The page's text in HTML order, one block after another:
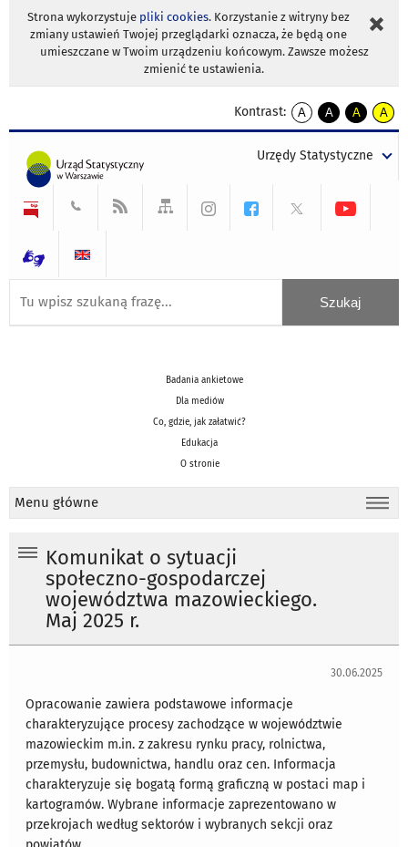
Strona wykorzystuje pliki cookies. Korzystanie z witryny bez
zmiany ustawień Twojej przeglądarki oznacza, że będą one
umieszczane w Twoim urządzeniu końcowym. Zawsze możesz
zmienić te ustawienia.
Kontrast:
A
kontrast
A
kontrast
tekst
czarnym
A
kontrast
tekst
czarnym
A
tekst
żółtym
Urzędy Statystyczne
Badania ankietowe
Dla mediów
Co, gdzie, jak załatwić?
Edukacja
O stronie
Menu główne
Komunikat o sytuacji
społeczno-gospodarczej
województwa mazowieckiego.
Maj 2025 r.
30.06.2025
Opracowanie zawiera podstawowe informacje
charakteryzujące procesy zachodzące w województwie
mazowieckim m.in. z zakresu rynku pracy, rolnictwa,
przemysłu, budownictwa, handlu oraz cen. Informacja
charakteryzuje się bogatą formą graficzną w postaci map i
kartogramów. Wybrane informacje zaprezentowano w
przekrojach według sektorów i wybranych sekcji oraz